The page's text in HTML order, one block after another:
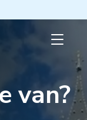
Open
mobiel
van?